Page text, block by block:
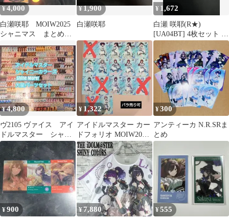
¥4,000
白瀬咲耶 MOIW2025
シャニマス まとめセ
¥1,900
白瀬咲耶
¥ 1,672
白瀬 咲耶(R★)
[UA04BT] 4枚セット ユ
ニオンアリーナ
¥4,800
ヴ2105 ヴァイス アイ
ドルマスター シャイ
ニーカラーズ デッ
キ パーツ
¥ 1,322
アイドルマスター カー
ドフォリオ MOIW2025
シャニマス R レア①
¥300
アンティーカ N.R.SRま
とめ
¥900 ¥7,880 ¥555